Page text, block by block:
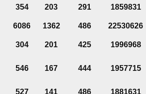
354 203 291 1859831
6086 1362 486
22530626
304 201 425 1996968
546 167 444 1957715
527 141 486 1881631